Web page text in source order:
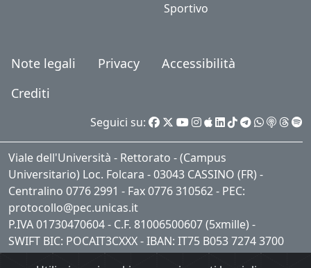
Sportivo
Note legali Privacy
Accessibilità
Crediti
Seguici su:
Viale dell'Università - Rettorato - (Campus
Universitario) Loc. Folcara - 03043 CASSINO (FR) -
Centralino 0776 2991 - Fax 0776 310562 - PEC:
protocollo@pec.unicas.it
P.IVA 01730470604 - C.F. 81006500607 (5xmille) -
SWIFT BIC: POCAIT3CXXX - IBAN: IT75 B053 7274 3700
0001 0409 621